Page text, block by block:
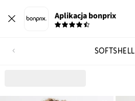
Aplikacja bonprix
SOFTSHELL